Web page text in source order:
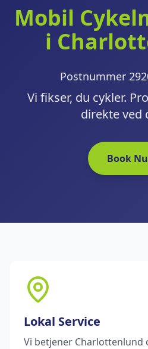
Mobil
i
Postnummer
Vi fikser, du cykler.
direkte ved
Book Nu
Lokal Service
Vi betjener